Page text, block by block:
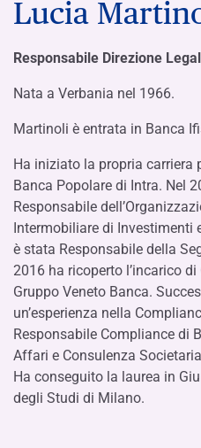
Lucia
Responsabile Direzione
Nata a Verbania nel 1966.
Martinoli è entrata in Banca
Ha iniziato la propria carriera
Banca Popolare di Intra. Nel
Responsabile
Intermobiliare di Investimenti
è stata Responsabile della
2016 ha ricoperto l’incarico
Gruppo Veneto Banca.
un’esperienza nella
Responsabile Compliance di
Affari e Consulenza
Ha conseguito la laurea in
degli Studi di Milano.